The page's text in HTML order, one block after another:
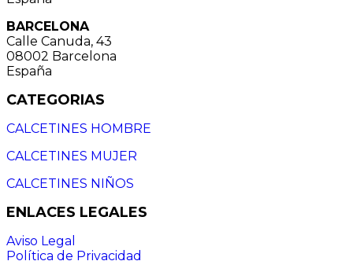
BARCELONA
Calle Canuda, 43
08002 Barcelona
España
CATEGORIAS
CALCETINES HOMBRE
CALCETINES MUJER
CALCETINES NIÑOS
ENLACES LEGALES
Aviso Legal
Política de Privacidad